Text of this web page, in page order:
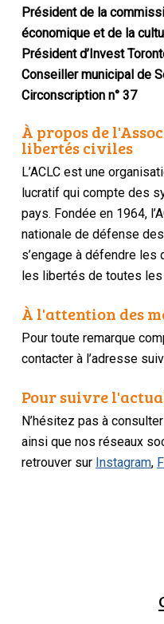
Président de la
économique et de la
Président d’Invest
Conseiller municipal de
Circonscription n° 37
À propos de
libertés civiles
L’ACLC est une
lucratif qui compte des
pays. Fondée en 1964,
nationale de défense
s’engage à défendre
les libertés de toutes les
À l'attention des
Pour toute remarque
contacter à l’adresse
Pour suivre
N’hésitez pas à
ainsi que nos réseaux
retrouver sur Instagram,